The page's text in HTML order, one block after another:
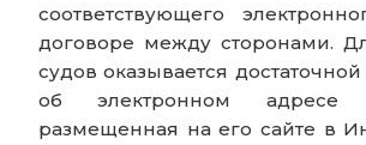
соответствующего
договоре между сторонами.
судов оказывается
об электронном адресе
размещенная на его сайте в